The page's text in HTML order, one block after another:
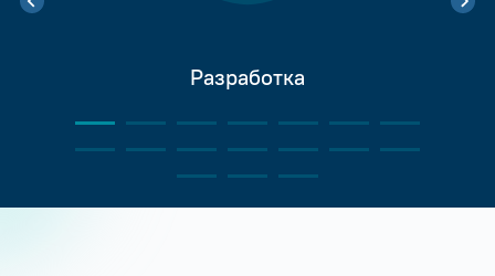
Разработка